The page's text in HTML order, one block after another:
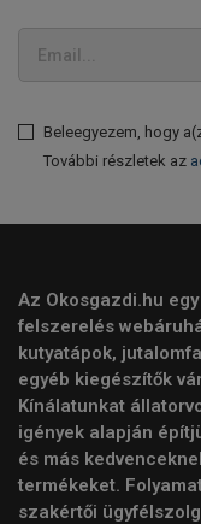
Beleegyezem, hogy
További részletek az
Az Okosgazdi.hu
felszerelés
kutyatápok,
egyéb kiegészítők
Kínálatunkat
igények alapján
és más
termékeket.
szakértői